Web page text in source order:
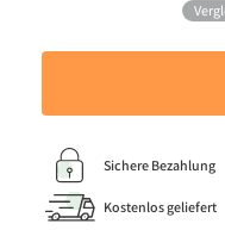
Sichere Bezahlung
Kostenlos geliefert